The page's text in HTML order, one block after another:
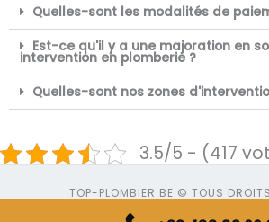
Quelles-sont les modalités de
Est-ce qu'il y a une majoration en
intervention en plomberie ?
Quelles-sont nos zones
3.5/5 - (417
TOP-PLOMBIER.BE © TOUS